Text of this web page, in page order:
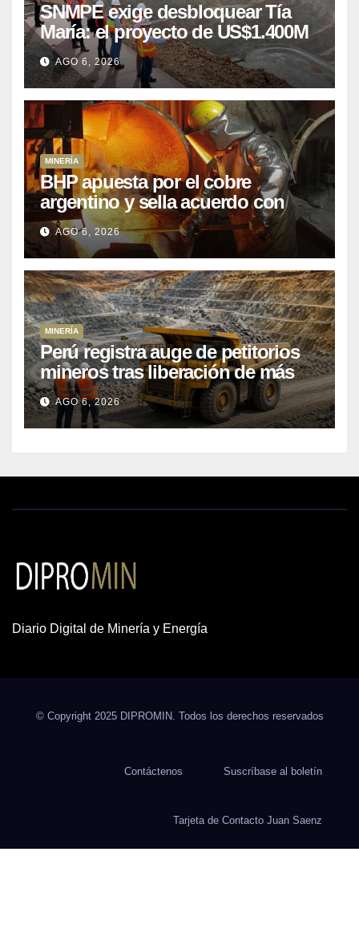
SNMPE exige desbloquear Tía
María: el proyecto de US$1.400M
que Perú lleva 15 años
posponiendo
AGO 6, 2026
MINERÍA
BHP apuesta por el cobre
argentino y sella acuerdo con
Kobrea para siete proyecto
AGO 6, 2026
MINERÍA
Perú registra auge de petitorios
mineros tras liberación de más
de mil concesiones para explorar
cobre y oro
AGO 6, 2026
Diario Digital de Minería y Energía
© Copyright 2025 DIPROMIN. Todos los derechos reservados
Contáctenos Suscríbase al boletín
Tarjeta de Contacto Juan Saenz